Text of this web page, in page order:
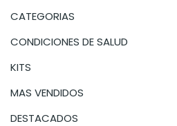
CATEGORIAS
CONDICIONES DE SALUD
KITS
MAS VENDIDOS
DESTACADOS